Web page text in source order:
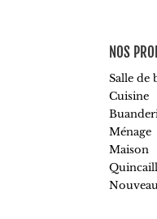
NOS
Salle de
Cuisine
Ménage
Maison